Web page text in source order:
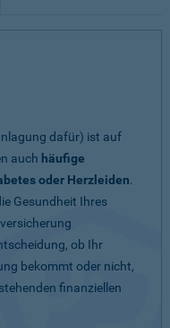
dafür) ist auf
auch häufige
oder Herzleiden.
Gesundheit Ihres
ob Ihr
bekommt oder nicht,
finanziellen